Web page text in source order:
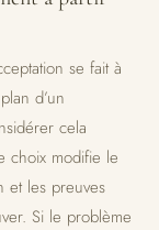
se fait à
d’un
cela
choix modifie le
et les preuves
Si le problème